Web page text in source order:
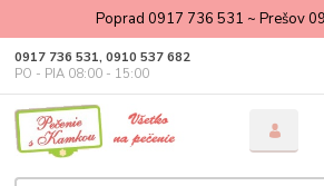
Poprad 0917 736 531 ~ Prešov
0917 736 531, 0910 537 682
PO - PIA 08:00 - 15:00